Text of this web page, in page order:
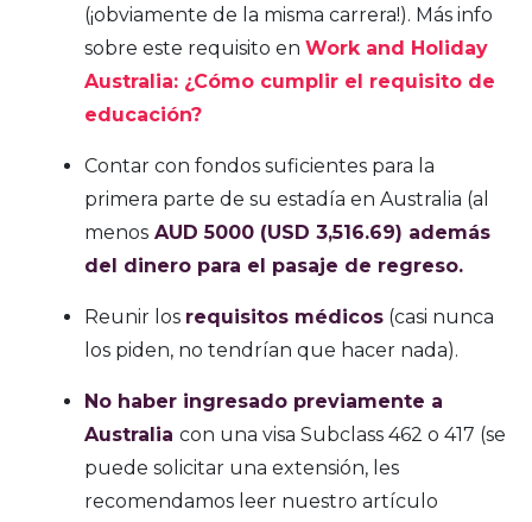
(¡obviamente de la misma carrera!). Más info
sobre este requisito en Work and Holiday
Australia: ¿Cómo cumplir el requisito de
educación?
Contar con fondos suficientes para la
primera parte de su estadía en Australia (al
menos AUD 5000 (USD 3,516.69) además
del dinero para el pasaje de regreso.
Reunir los requisitos médicos (casi nunca
los piden, no tendrían que hacer nada).
No haber ingresado previamente a
Australia con una visa Subclass 462 o 417 (se
puede solicitar una extensión, les
recomendamos leer nuestro artículo